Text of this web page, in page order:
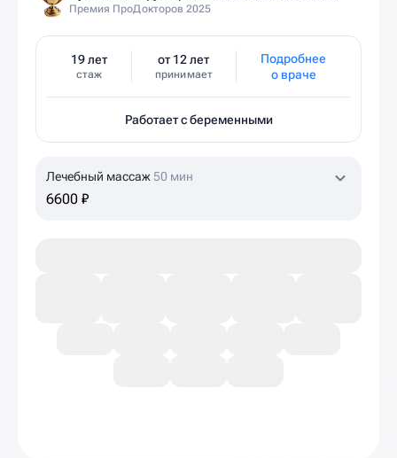
Премия ПроДокторов 2025
19 лет
стаж
от 12 лет
принимает
Подробнее
о враче
Работает с беременными
Лечебный массаж 50 мин
6600 ₽